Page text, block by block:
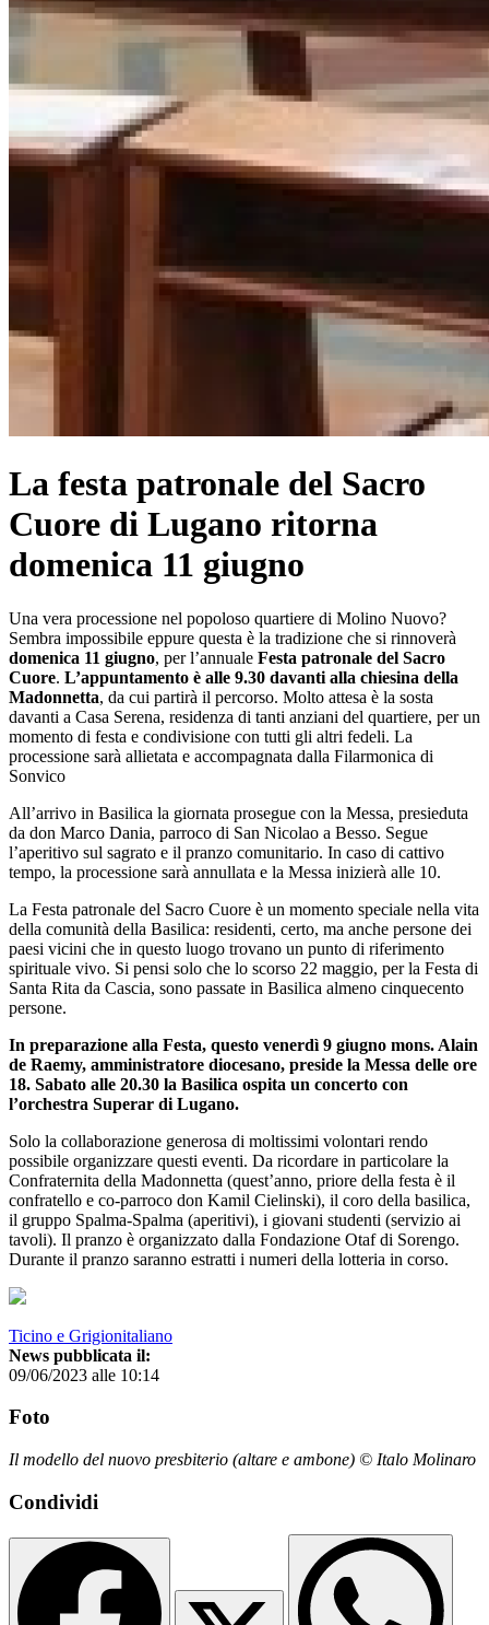
La festa patronale del Sacro
Cuore di Lugano ritorna
domenica 11 giugno
Una vera processione nel popoloso quartiere di Molino Nuovo?
Sembra impossibile eppure questa è la tradizione che si rinnoverà
domenica 11 giugno, per l’annuale Festa patronale del Sacro
Cuore. L’appuntamento è alle 9.30 davanti alla chiesina della
Madonnetta, da cui partirà il percorso. Molto attesa è la sosta
davanti a Casa Serena, residenza di tanti anziani del quartiere, per un
momento di festa e condivisione con tutti gli altri fedeli. La
processione sarà allietata e accompagnata dalla Filarmonica di
Sonvico
All’arrivo in Basilica la giornata prosegue con la Messa, presieduta
da don Marco Dania, parroco di San Nicolao a Besso. Segue
l’aperitivo sul sagrato e il pranzo comunitario. In caso di cattivo
tempo, la processione sarà annullata e la Messa inizierà alle 10.
La Festa patronale del Sacro Cuore è un momento speciale nella vita
della comunità della Basilica: residenti, certo, ma anche persone dei
paesi vicini che in questo luogo trovano un punto di riferimento
spirituale vivo. Si pensi solo che lo scorso 22 maggio, per la Festa di
Santa Rita da Cascia, sono passate in Basilica almeno cinquecento
persone.
In preparazione alla Festa, questo venerdì 9 giugno mons. Alain
de Raemy, amministratore diocesano, preside la Messa delle ore
18. Sabato alle 20.30 la Basilica ospita un concerto con
l’orchestra Superar di Lugano.
Solo la collaborazione generosa di moltissimi volontari rendo
possibile organizzare questi eventi. Da ricordare in particolare la
Confraternita della Madonnetta (quest’anno, priore della festa è il
confratello e co-parroco don Kamil Cielinski), il coro della basilica,
il gruppo Spalma-Spalma (aperitivi), i giovani studenti (servizio ai
tavoli). Il pranzo è organizzato dalla Fondazione Otaf di Sorengo.
Durante il pranzo saranno estratti i numeri della lotteria in corso.
Ticino e Grigionitaliano
News pubblicata il:
09/06/2023 alle 10:14
Foto
Il modello del nuovo presbiterio (altare e ambone) © Italo Molinaro
Condividi